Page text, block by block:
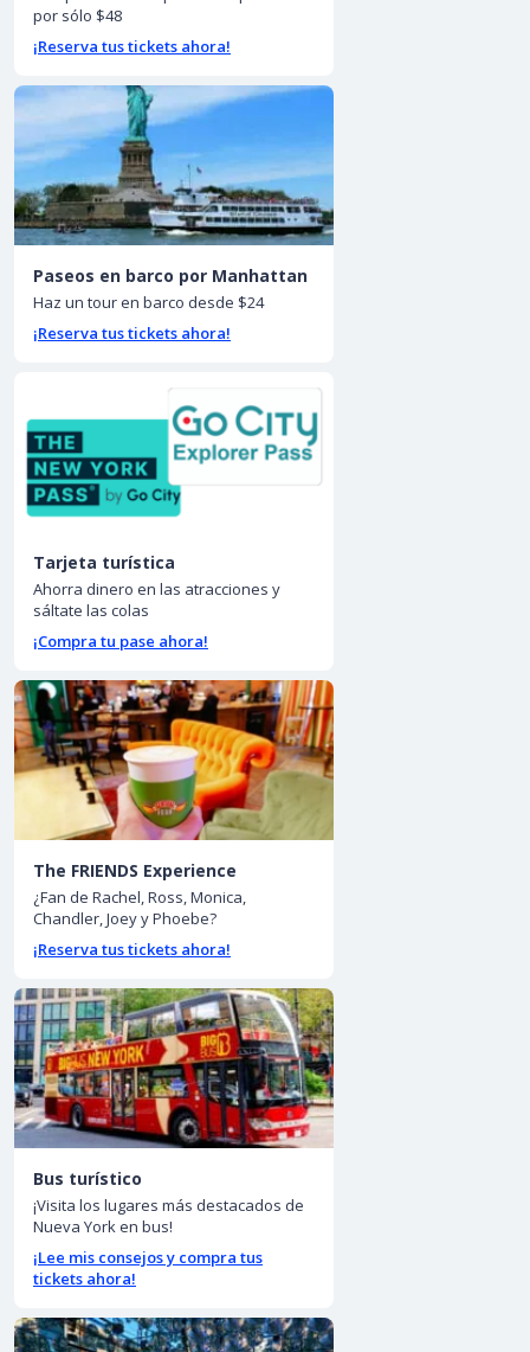
por sólo $48
¡Reserva tus tickets ahora!
Paseos en barco por Manhattan
Haz un tour en barco desde $24
¡Reserva tus tickets ahora!
Tarjeta turística
Ahorra dinero en las atracciones y
sáltate las colas
¡Compra tu pase ahora!
The FRIENDS Experience
¿Fan de Rachel, Ross, Monica,
Chandler, Joey y Phoebe?
¡Reserva tus tickets ahora!
Bus turístico
¡Visita los lugares más destacados de
Nueva York en bus!
¡Lee mis consejos y compra tus
tickets ahora!